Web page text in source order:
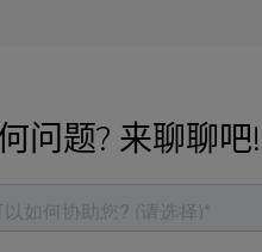
问题? 来聊聊吧!